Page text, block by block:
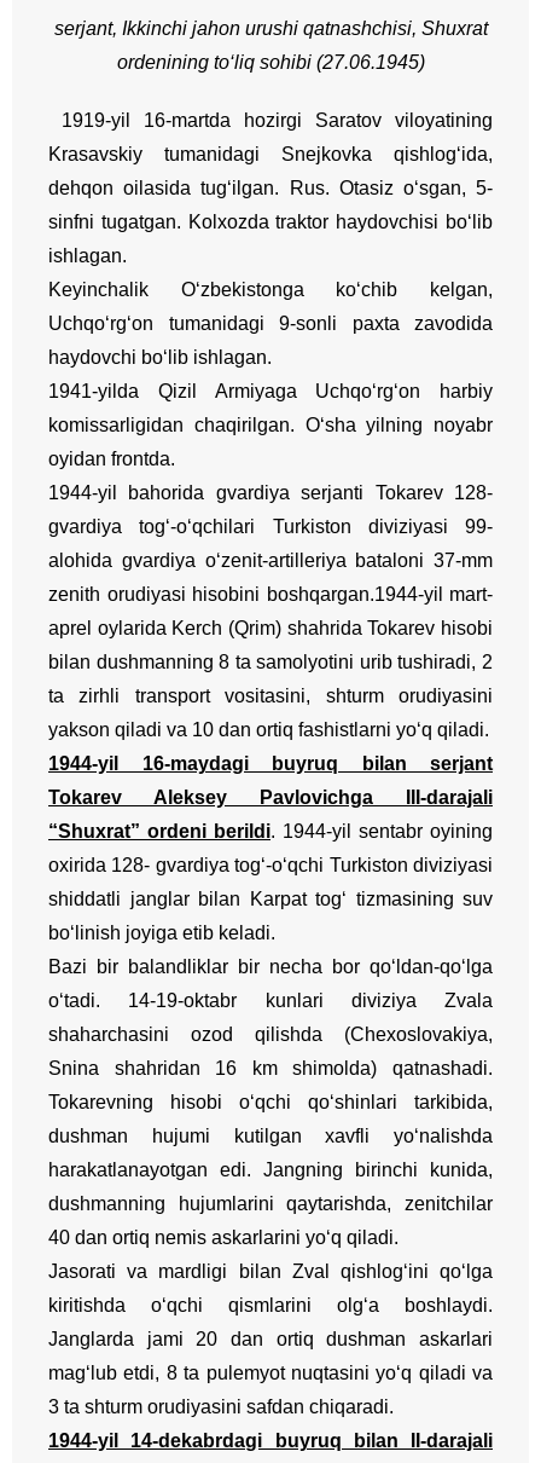
serjant, Ikkinchi jahon urushi qatnashchisi, Shuxrat
ordenining to‘liq sohibi (27.06.1945)
1919-yil 16-martda hozirgi Saratov viloyatining
Krasavskiy tumanidagi Snejkovka qishlog‘ida,
dehqon oilasida tug‘ilgan. Rus. Otasiz o‘sgan, 5-
sinfni tugatgan. Kolxozda traktor haydovchisi bo‘lib
ishlagan.
Keyinchalik O‘zbekistonga ko‘chib kelgan,
Uchqo‘rg‘on tumanidagi 9-sonli paxta zavodida
haydovchi bo‘lib ishlagan.
1941-yilda Qizil Armiyaga Uchqo‘rg‘on harbiy
komissarligidan chaqirilgan. O‘sha yilning noyabr
oyidan frontda.
1944-yil bahorida gvardiya serjanti Tokarev 128-
gvardiya tog‘-o‘qchilari Turkiston diviziyasi 99-
alohida gvardiya o‘zenit-artilleriya bataloni 37-mm
zenith orudiyasi hisobini boshqargan.1944-yil mart-
aprel oylarida Kerch (Qrim) shahrida Tokarev hisobi
bilan dushmanning 8 ta samolyotini urib tushiradi, 2
ta zirhli transport vositasini, shturm orudiyasini
yakson qiladi va 10 dan ortiq fashistlarni yo‘q qiladi.
1944-yil 16-maydagi buyruq bilan serjant
Tokarev Aleksey Pavlovichga III-darajali
“Shuxrat” ordeni berildi. 1944-yil sentabr oyining
oxirida 128- gvardiya tog‘-o‘qchi Turkiston diviziyasi
shiddatli janglar bilan Karpat tog‘ tizmasining suv
bo‘linish joyiga etib keladi.
Bazi bir balandliklar bir necha bor qo‘ldan-qo‘lga
o‘tadi. 14-19-oktabr kunlari diviziya Zvala
shaharchasini ozod qilishda (Chexoslovakiya,
Snina shahridan 16 km shimolda) qatnashadi.
Tokarevning hisobi o‘qchi qo‘shinlari tarkibida,
dushman hujumi kutilgan xavfli yo‘nalishda
harakatlanayotgan edi. Jangning birinchi kunida,
dushmanning hujumlarini qaytarishda, zenitchilar
40 dan ortiq nemis askarlarini yo‘q qiladi.
Jasorati va mardligi bilan Zval qishlog‘ini qo‘lga
kiritishda o‘qchi qismlarini olg‘a boshlaydi.
Janglarda jami 20 dan ortiq dushman askarlari
mag‘lub etdi, 8 ta pulemyot nuqtasini yo‘q qiladi va
3 ta shturm orudiyasini safdan chiqaradi.
1944-yil 14-dekabrdagi buyruq bilan II-darajali